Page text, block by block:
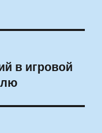
в игровой